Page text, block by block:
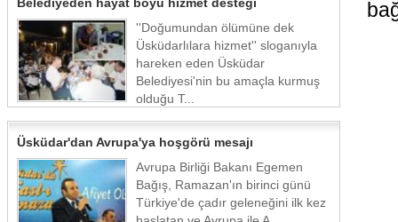
''Doğumundan ölümüne dek
Üsküdarlılara hizmet'' sloganıyla
hareken eden Üsküdar
Belediyesi'nin bu amaçla kurmuş
olduğu T...
Üsküdar'dan Avrupa'ya hoşgörü mesajı
Avrupa Birliği Bakanı Egemen
Bağış, Ramazan'ın birinci günü
Türkiye'de çadır geleneğini ilk kez